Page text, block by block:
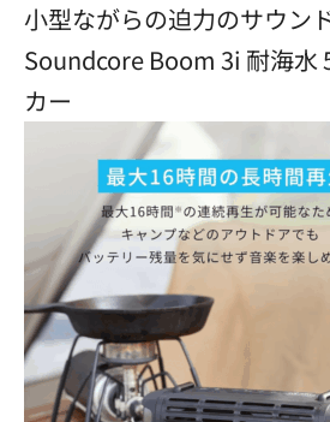
小型ながらの迫力のサウン
Soundcore Boom 3i 耐海水
カー